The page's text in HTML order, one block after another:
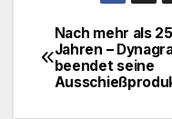
Nach mehr als 25
Jahren –
beendet seine